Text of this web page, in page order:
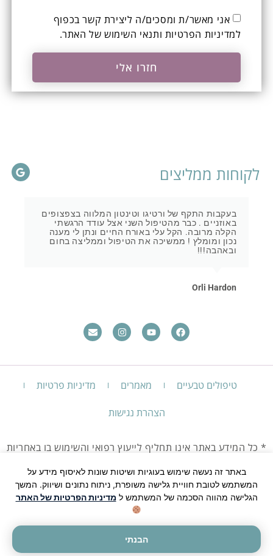
אני מאשר/ת ומסכים/ה ליצירת קשר בכפוף
למדיניות הפרטיות ותנאי השימוש של האתר.
חזרו אלי
לקוחות ממליצים
בעקבות התקף של ורטיגו וטינטון המלווה בצפצופים
באוזניים . כבר מהטיפול השני אצל עודד הרגשתי
הקלה מרובה. הקל עלי באורח החיים ונתן לי מענה
נכון ומומלץ ! ממשיכה את הטיפול וממליצה בחום
ובאהבה!!!
Orli Hardon
טיפולים טבעיים מאמרים מדיניות פרטיות
הצהרת נגישות
* כל המידע באתר אינו תחליף לייעוץ רפואי והשימוש בו באחריות
יש להיוועץ עם רופא בכל מקרה שאינך חש בטוב.
© כל הזכויות שמורות לעודד שלם הקליניקה לרפואה
משלימה
עיצוב ובניית אתר על ידיתן-בוסט שיווק דיגיטלי לעסקים
באתר זה נעשה שימוש בעוגיות ושיטות שונות לאיסוף מידע על
המשתמש לטובת חוויית גלישה משופרת, ניתוח נתונים ושיווק. המשך
הגלישה מהווה הסכמה של המשתמש ל מדיניות הפרטיות של האתר
הבנתי